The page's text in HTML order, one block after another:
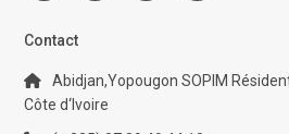
Contact
Abidjan,Yopougon SOPIM
Côte d‘Ivoire